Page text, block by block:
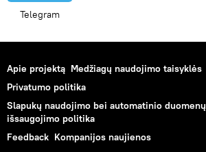
Telegram
Apie projektą Medžiagų naudojimo taisyklės
Privatumo politika
Slapukų naudojimo bei automatinio duomenų
išsaugojimo politika
Feedback Kompanijos naujienos